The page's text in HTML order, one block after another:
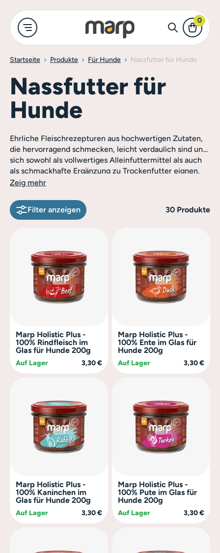
0
Alles anzeigen
Hunde Alles anzeigen
Plus
für Hunde
Für Katzen
Leckerlis für
Merch
Kleidung
Startseite Produkte Für Hunde Nassfutter für Hunde
Nassfutter für
Hunde
Ehrliche Fleischrezepturen aus hochwertigen Zutaten,
die hervorragend schmecken, leicht verdaulich sind und
sich sowohl als vollwertiges Alleinfuttermittel als auch
als schmackhafte Ergänzung zu Trockenfutter eignen.
Zeig mehr
Filter anzeigen 30 Produkte
Marp Holistic Plus -
100% Rindfleisch im
Glas für Hunde 200g
Auf Lager 3,30 €
Marp Holistic Plus -
100% Ente im Glas für
Hunde 200g
Auf Lager 3,30 €
Marp Holistic Plus -
100% Kaninchen im
Glas für Hunde 200g
Auf Lager 3,30 €
Marp Holistic Plus -
100% Pute im Glas für
Hunde 200g
Auf Lager 3,30 €